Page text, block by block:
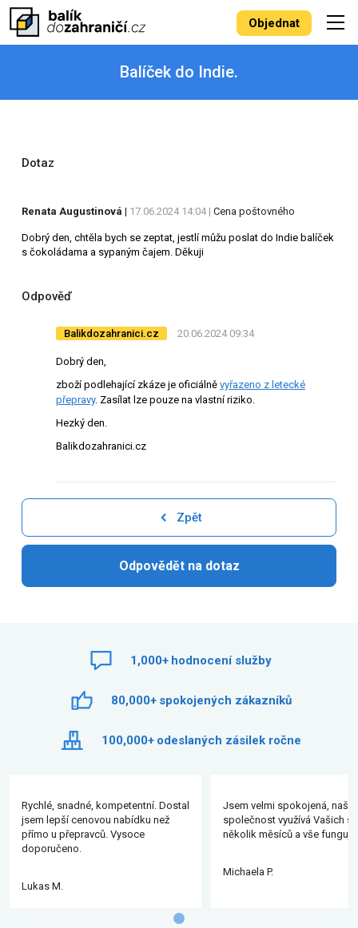
Objednat
Balíček do Indie.
Dotaz
Renata Augustinová | 17.06.2024 14:04 | Cena poštovného
Dobrý den, chtěla bych se zeptat, jestlí můžu poslat do Indie balíček
s čokoládama a sypaným čajem. Děkuji
Odpověď
Balikdozahranici.cz 20.06.2024 09:34
Dobrý den,
zboží podlehající zkáze je oficiálně vyřazeno z letecké
přepravy. Zasílat lze pouze na vlastní riziko.
Hezký den.
Balikdozahranici.cz
Zpět
Odpovědět na dotaz
1,000+ hodnocení služby
80,000+ spokojených zákazníků
100,000+ odeslaných zásilek ročne
Rychlé, snadné, kompetentní. Dostal
jsem lepší cenovou nabídku než
přímo u přepravců. Vysoce
doporučeno.
Lukas M.
Jsem velmi spokojená, naše
společnost využívá Vašich
několik měsíců a vše funguje.
Michaela P.